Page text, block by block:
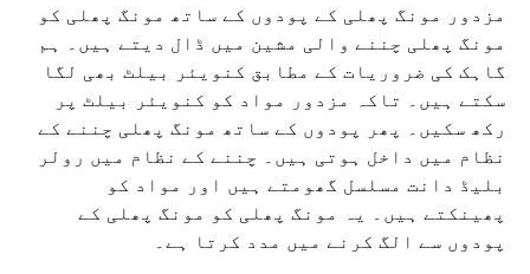
مزدور مونگ پھلی کے پودوں کے ساتھ مونگ پھلی کو
مونگ پھلی چننے والی مشین میں ڈال دیتے ہیں۔ ہم
گاہک کی ضروریات کے مطابق کنویئر بیلٹ بھی لگا
سکتے ہیں۔ تاکہ مزدور مواد کو کنویئر بیلٹ پر
رکھ سکیں۔ پھر پودوں کے ساتھ مونگ پھلی چننے کے
نظام میں داخل ہوتی ہیں۔ چننے کے نظام میں رولر
بلیڈ دانت مسلسل گھومتے ہیں اور مواد کو
پھینکتے ہیں۔ یہ مونگ پھلی کو مونگ پھلی کے
پودوں سے الگ کرنے میں مدد کرتا ہے۔